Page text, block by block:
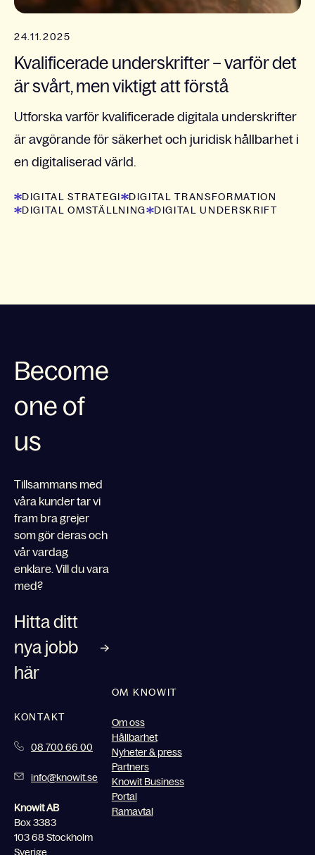
24.11.2025
Kvalificerade underskrifter – varför det
är svårt, men viktigt att förstå
Utforska varför kvalificerade digitala underskrifter
är avgörande för säkerhet och juridisk hållbarhet i
en digitaliserad värld.
DIGITAL STRATEGI
DIGITAL TRANSFORMATION
DIGITAL OMSTÄLLNING
DIGITAL UNDERSKRIFT
Become
one of
us
Tillsammans med
våra kunder tar vi
fram bra grejer
som gör deras och
vår vardag
enklare. Vill du vara
med?
Hitta ditt
nya jobb
här
KONTAKT
08 700 66 00
info@knowit.se
Knowit AB
Box 3383
103 68 Stockholm
Sverige
OM KNOWIT
Om oss
Hållbarhet
Nyheter & press
Partners
Knowit Business
Portal
Ramavtal